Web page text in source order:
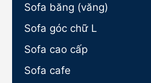
Sofa băng (văng)
Sofa góc chữ L
Sofa cao cấp
Sofa cafe